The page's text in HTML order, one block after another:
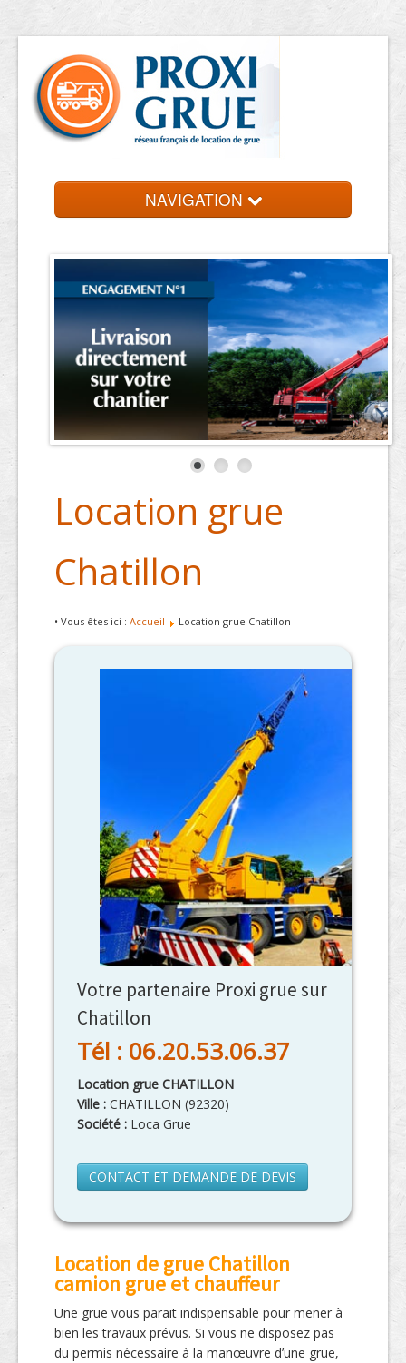
NAVIGATION
Location grue
Chatillon
• Vous êtes ici : Accueil Location grue Chatillon
Votre partenaire Proxi grue sur
Chatillon
Tél : 06.20.53.06.37
Location grue CHATILLON
Ville : CHATILLON (92320)
Société : Loca Grue
CONTACT ET DEMANDE DE DEVIS
Location de grue Chatillon
camion grue et chauffeur
Une grue vous parait indispensable pour mener à
bien les travaux prévus. Si vous ne disposez pas
du permis nécessaire à la manœuvre d’une grue,